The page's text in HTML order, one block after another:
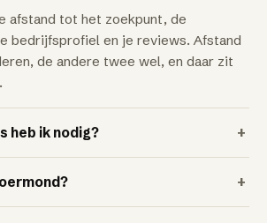
afstand tot het zoekpunt, de
bedrijfsprofiel en je reviews. Afstand
de andere twee wel, en daar zit
heb ik nodig? +
+